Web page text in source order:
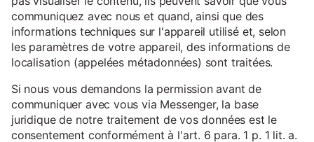
communiquez avec nous et quand, ainsi que des
informations techniques sur l'appareil utilisé et, selon
les paramètres de votre appareil, des informations de
localisation (appelées métadonnées) sont traitées.
Si nous vous demandons la permission avant de
communiquer avec vous via Messenger, la base
juridique de notre traitement de vos données est le
consentement conformément à l'art. 6 para. 1 p. 1 lit. a.